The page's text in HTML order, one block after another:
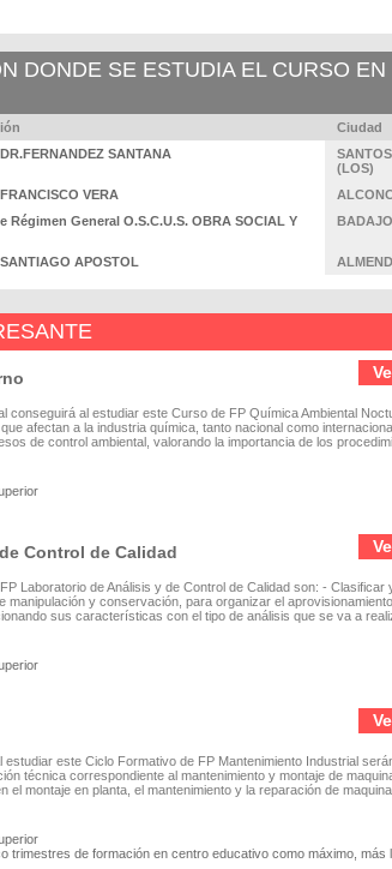
DONDE SE ESTUDIA EL CURSO
Ciudad
SANTANA
(LOS)
VERA
General O.S.C.U.S. OBRA SOCIAL Y
APOSTOL
conseguirá al estudiar este Curso de FP Química Ambiental
afectan a la industria química, tanto nacional como
de control ambiental, valorando la importancia de los
Control de Calidad
Laboratorio de Análisis y de Control de Calidad son: -
manipulación y conservación, para organizar el
sus características con el tipo de análisis que se va a
este Ciclo Formativo de FP Mantenimiento Industrial
técnica correspondiente al mantenimiento y montaje de
el montaje en planta, el mantenimiento y la reparación de
trimestres de formación en centro educativo como máximo, más